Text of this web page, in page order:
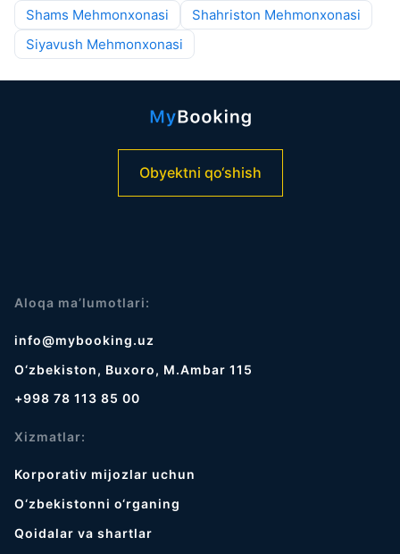
Shams Mehmonxonasi
Shahriston Mehmonxonasi
Siyavush Mehmonxonasi
Obyektni qo‘shish
Aloqa ma’lumotlari:
info@mybooking.uz
O‘zbekiston, Buxoro, M.Ambar 115
+998 78 113 85 00
Xizmatlar:
Korporativ mijozlar uchun
O‘zbekistonni o‘rganing
Qoidalar va shartlar